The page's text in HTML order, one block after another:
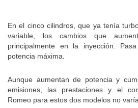
En el cinco cilindros, que ya tenía
variable, los cambios que
principalmente en la inyección.
potencia máxima.
Aunque aumentan de potencia y
emisiones, las prestaciones y el
Romeo para estos dos modelos no